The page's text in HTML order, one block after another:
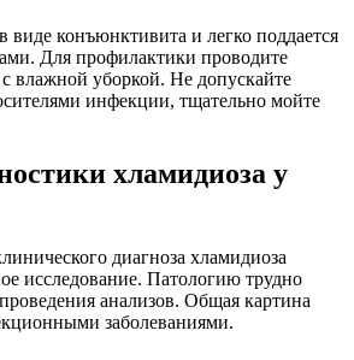
виде конъюнктивита и легко поддается
Для профилактики проводите
влажной уборкой. Не допускайте
инфекции, тщательно мойте
хламидиоза у
диагноза хламидиоза
исследование. Патологию трудно
анализов. Общая картина
заболеваниями.